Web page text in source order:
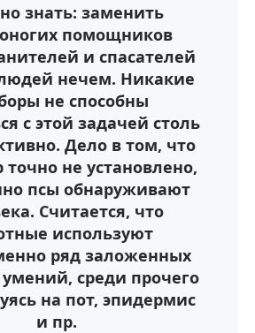
знать: заменить
помощников
и спасателей
нечем. Никакие
не способны
с этой задачей столь
Дело в том, что
точно не установлено,
псы обнаруживают
Считается, что
используют
ряд заложенных
среди прочего
на пот, эпидермис
и пр.